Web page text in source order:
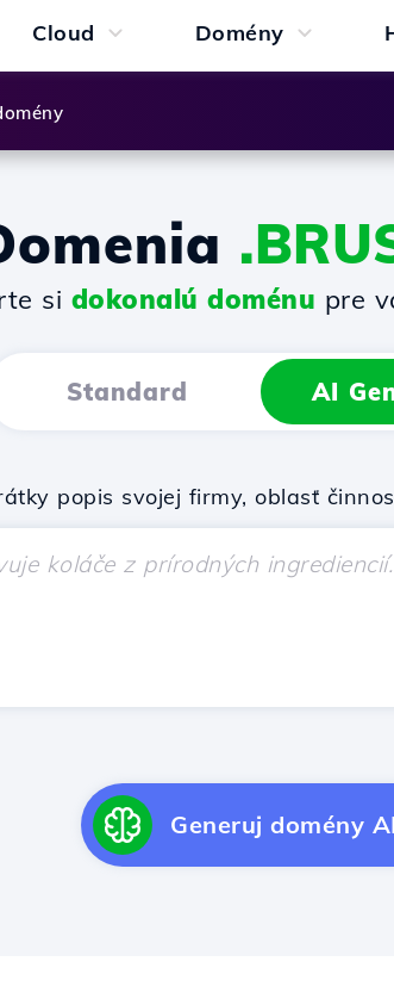
Cloud Domény
si dokonalú doménu pre
Standard AI
popis svojej firmy, oblasť
Generuj domény AI